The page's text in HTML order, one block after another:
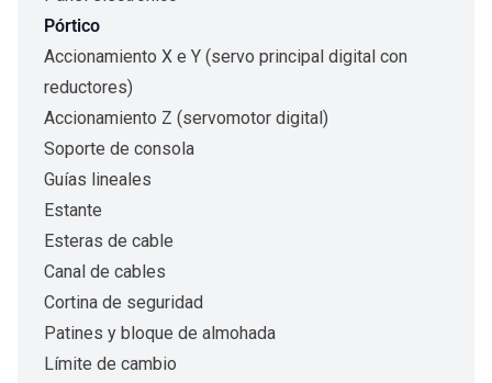
Pórtico
Accionamiento X e Y (servo principal digital con
reductores)
Accionamiento Z (servomotor digital)
Soporte de consola
Guías lineales
Estante
Esteras de cable
Canal de cables
Cortina de seguridad
Patines y bloque de almohada
Límite de cambio